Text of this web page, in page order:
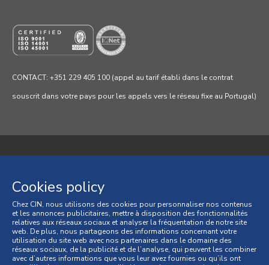
CONTACT: +351 229 405 100 (appel au tarif établi dans le contrat
souscrit dans votre pays pour les appels vers le réseau fixe au Portugal)
Politique de cookies
Conditions générales
Conditions générales de vente
Cookies policy
Chez CIN, nous utilisons des cookies pour personnaliser nos contenus
et les annonces publicitaires, mettre à disposition des fonctionnalités
relatives aux réseaux sociaux et analyser la fréquentation de notre site
web. De plus, nous partageons des informations concernant votre
utilisation du site web avec nos partenaires dans le domaine des
réseaux sociaux, de la publicité et de l’analyse, qui peuvent les combiner
avec d’autres informations que vous leur avez fournies ou qu’ils ont